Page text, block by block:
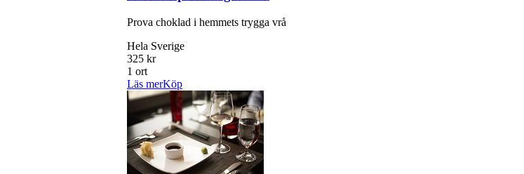
Prova choklad i hemmets trygga vrå
Hela Sverige
325 kr
1 ort
Läs merKöp